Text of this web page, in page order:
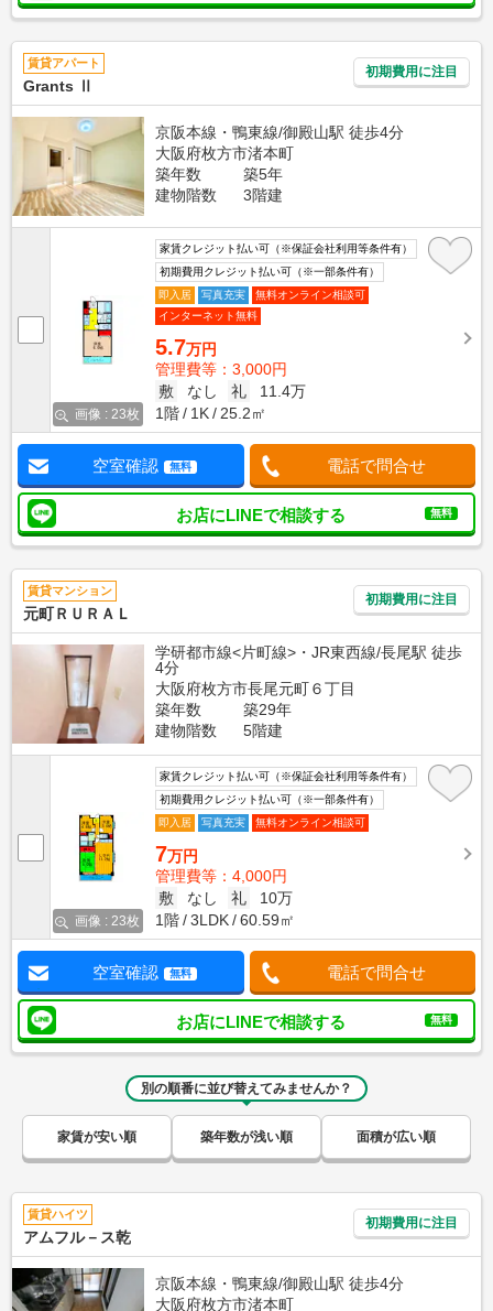
賃貸アパート
Grants Ⅱ
初期費用に注目
京阪本線・鴨東線/御殿山駅 徒歩4分
大阪府枚方市渚本町
築年数
築5年
建物階数
3階建
画像 : 23枚
家賃クレジット払い可（※保証会社利用等条件有）
初期費用クレジット払い可（※一部条件有）
即入居
写真充実
無料オンライン相談可
インターネット無料
5.7万円
管理費等：3,000円
敷
なし 礼
11.4万
1階
1K 25.2㎡
空室確認 無料 電話で問合せ
お店にLINEで相談する 無料
賃貸マンション
元町ＲＵＲＡＬ
初期費用に注目
学研都市線<片町線>・JR東西線/長尾駅 徒歩
4分
大阪府枚方市長尾元町６丁目
築年数
築29年
建物階数
5階建
画像 : 23枚
家賃クレジット払い可（※保証会社利用等条件有）
初期費用クレジット払い可（※一部条件有）
即入居
写真充実 無料オンライン相談可
7万円
管理費等：4,000円
敷
なし 礼
10万
1階
3LDK 60.59㎡
空室確認 無料 電話で問合せ
お店にLINEで相談する 無料
別の順番に並び替えてみませんか？
家賃が安い順 築年数が浅い順 面積が広い順
賃貸ハイツ
アムフル－ス乾
初期費用に注目
京阪本線・鴨東線/御殿山駅 徒歩4分
大阪府枚方市渚本町